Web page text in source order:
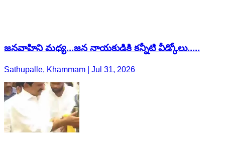
జనవాహిని మధ్య...జన నాయకుడికి కన్నీటి వీడ్కోలు.....
Sathupalle, Khammam | Jul 31, 2026